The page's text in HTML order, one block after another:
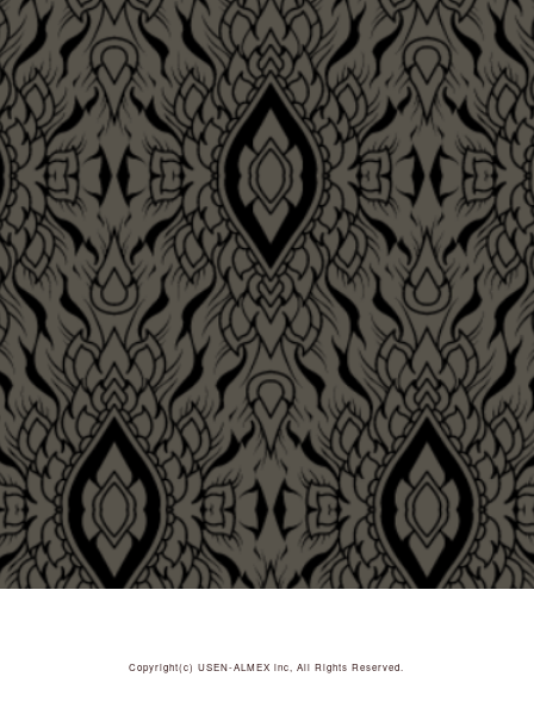
Copyright(c)USEN-ALMEX inc, All Rights Reserved.